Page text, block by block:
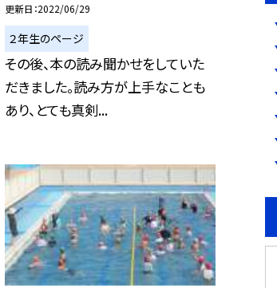
更新日 2022/06/29
２年生のページ
その後、本の読み聞かせをしていた
だきました。読み方が上手なことも
あり、とても真剣...